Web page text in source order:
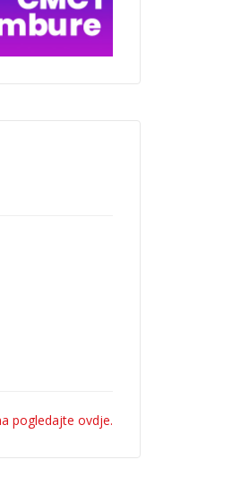
pogledajte ovdje.